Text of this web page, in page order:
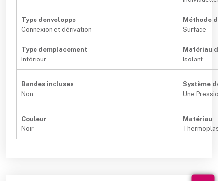
Type denveloppe
Connexion et dérivation
Méthode
Surface
Type demplacement
Intérieur
Matériau
Isolant
Bandes incluses
Non
Système
Une
Couleur
Noir
Matériau